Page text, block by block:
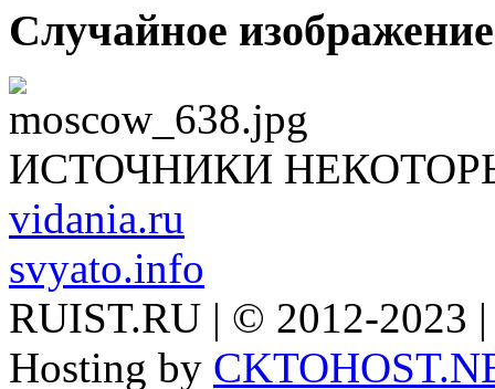
Случайное изображение
ИСТОЧНИКИ
vidania.ru
svyato.info
RUIST.RU | © 2012-2023
Hosting by